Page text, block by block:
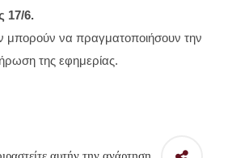
17/6.
μπορούν να πραγματοποιήσουν την
της εφημερίας.